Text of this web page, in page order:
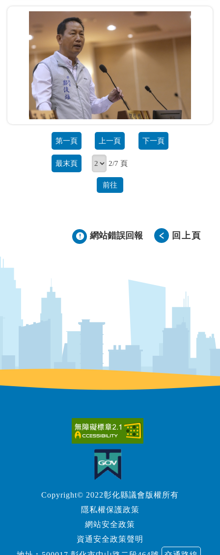
第一頁 上一頁 下一頁
最末頁 2/7 頁
前往
網站錯誤回報 回上頁
Copyright© 2022彰化縣議會版權所有
隱私權保護政策
網站安全政策
資通安全政策聲明